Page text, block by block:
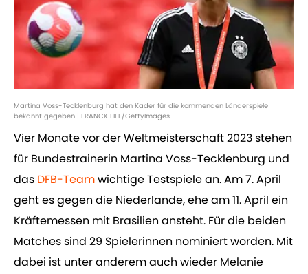
Martina Voss-Tecklenburg hat den Kader für die kommenden Länderspiele
bekannt gegeben | FRANCK FIFE/GettyImages
Vier Monate vor der Weltmeisterschaft 2023 stehen
für Bundestrainerin Martina Voss-Tecklenburg und
das DFB-Teamwichtige Testspiele an. Am 7. April
geht es gegen die Niederlande, ehe am 11. April ein
Kräftemessen mit Brasilien ansteht. Für die beiden
Matches sind 29 Spielerinnen nominiert worden. Mit
dabei ist unter anderem auch wieder Melanie